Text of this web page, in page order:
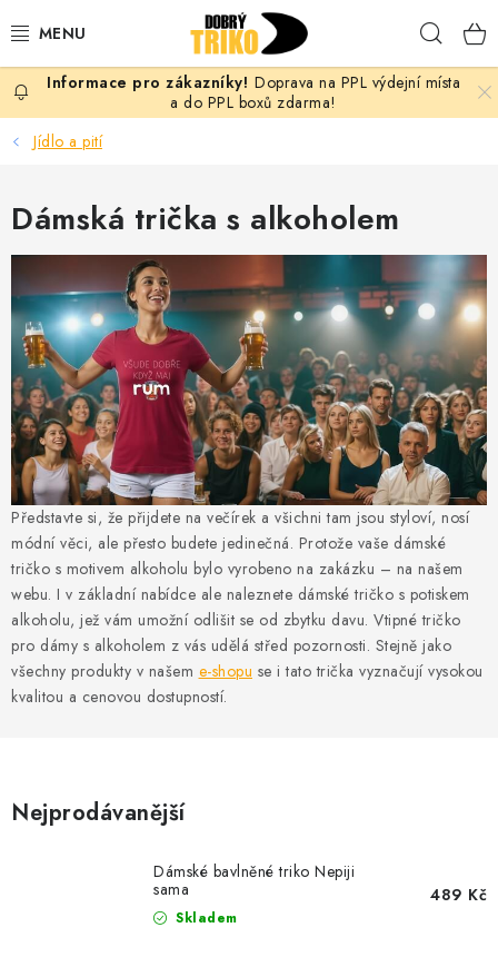
na
PRO ŽENY
PRO MUŽE
PRO DĚTI
PRO PÁRY
VLASTNÍ MOTIV
TRIČKA
MIKINY
OKAMŽITĚ K ODBĚRU
B2B
MÁM SRDCE POMÁHÁM
Obchodní podmínky
Zásady zpracování ochrany osobních údajů
Doprava na PPL výdejní místa
a do PPL boxů zdarma!
Jídlo a pití
Dámská trička s alkoholem
Představte si, že přijdete na večírek a všichni tam jsou styloví, nosí
módní věci, ale přesto budete jedinečná. Protože vaše dámské
tričko s motivem alkoholu bylo vyrobeno na zakázku – na našem
webu. I v základní nabídce ale naleznete dámské tričko s potiskem
alkoholu, jež vám umožní odlišit se od zbytku davu. Vtipné tričko
pro dámy s alkoholem z vás udělá střed pozornosti. Stejně jako
všechny produkty v našem e-shopu se i tato trička vyznačují vysokou
kvalitou a cenovou dostupností.
Nejprodávanější
Dámské bavlněné triko Nepiji
sama
Skladem
489 Kč